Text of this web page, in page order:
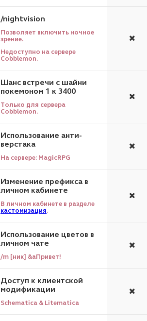
/nightvision
Позволяет включить ночное
зрение.
Недоступно на сервере
Cobblemon.
Шанс встречи с шайни
покемоном 1 к 3400
Только для сервера
Cobblemon.
Использование анти-
верстака
На сервере: MagicRPG
Изменение префикса в
личном кабинете
В личном кабинете в разделе
кастомизация.
Использование цветов в
личном чате
/m [ник] &aПривет!
Доступ к клиентской
модификации
Schematica & Litematica